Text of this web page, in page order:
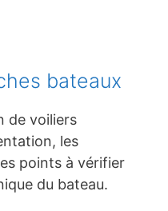
bateaux
de voiliers
les
points à vérifier
du bateau.